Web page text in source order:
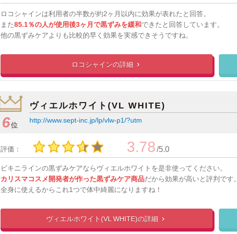
ロコシャインは利用者の半数が約2ヶ月以内に効果が表れたと回答。
また85.1％の人が使用後3ヶ月で黒ずみを緩和できたと回答しています。
他の黒ずみケアよりも比較的早く効果を実感できそうですね。
ロコシャインの詳細 
6位
ヴィエルホワイト(VL WHITE)
http://www.sept-inc.jp/lp/vlw-p1/?utm
評価： 3.78/5.0
ビキニラインの黒ずみケアならヴィエルホワイトを是非使ってください。
カリスマコスメ開発者が作った黒ずみケア商品だから効果が高いと評判です。
全身に使えるからこれ1つで体中綺麗になりますね！
ヴィエルホワイト(VL WHITE)の詳細 